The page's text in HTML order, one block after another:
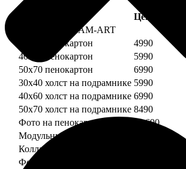
Цена, руб.
Картины DREAM-ART
30х40 пенокартон
4990
40х60 пенокартон
5990
50х70 пенокартон
6990
30х40 холст на подрамнике 5990
40х60 холст на подрамнике 6990
50х70 холст на подрамнике 8490
Фото на пенокартоне
от 690
Модульный пенокартон
Коллаж на пенокартоне
ФотоМозаика